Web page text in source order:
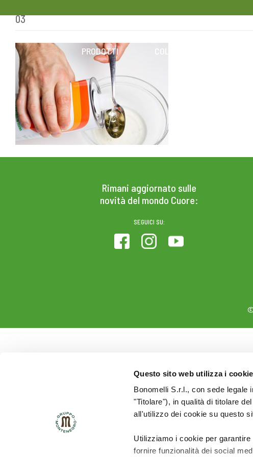
Questo sito web utilizza i cookie
Bonomelli S.r.l., con sede legale
"Titolare"), in qualità di titolare
all'utilizzo dei cookie su questo
Utilizziamo i cookie per
fornire funzionalità dei social
Skip
content
PRODOTTI COLESTEROLO
03
Rimani aggiornato sulle
novità del mondo Cuore:
SEGUICI SU:
©